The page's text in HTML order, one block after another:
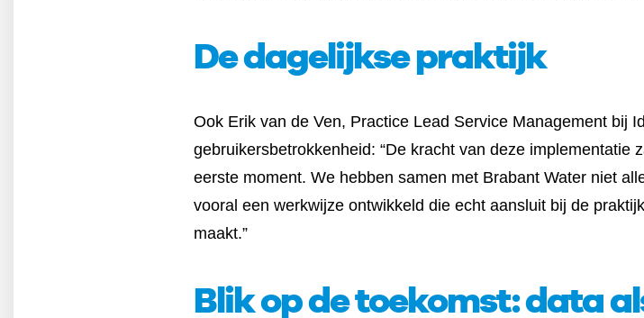
De dagelijkse praktijk
Ook Erik van de Ven, Practice Lead Service Management bij
gebruikersbetrokkenheid: “De kracht van deze
eerste moment. We hebben samen met Brabant Water niet
vooral een werkwijze ontwikkeld die echt aansluit bij de
maakt.”
Blik op de toekomst: data